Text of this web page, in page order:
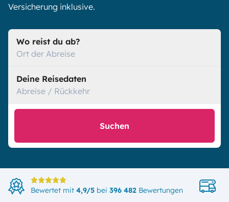
Versicherung inklusive.
Wo reist du ab?
Ort der Abreise
Deine Reisedaten
Abreise / Rückkehr
Suchen
Bewertet mit 4,9/5 bei 396 482 Bewertungen